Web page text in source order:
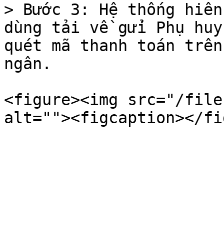
> Bước 3: Hệ thống
dùng tải về gửi Phụ
quét mã thanh toán
ngân.
<figure><img src="/files/